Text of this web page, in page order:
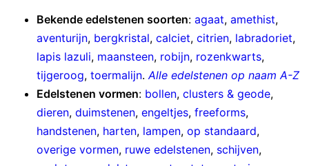
Bekende edelstenen soorten: agaat, amethist,
aventurijn, bergkristal, calciet, citrien, labradoriet,
lapis lazuli, maansteen, robijn, rozenkwarts,
tijgeroog, toermalijn. Alle edelstenen op naam A-Z
Edelstenen vormen: bollen, clusters & geode,
dieren, duimstenen, engeltjes, freeforms,
handstenen, harten, lampen, op standaard,
overige vormen, ruwe edelstenen, schijven,